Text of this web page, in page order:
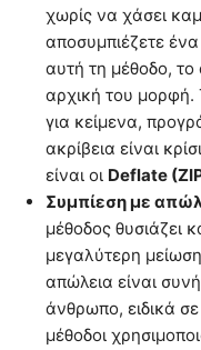
χωρίς να χάσει
αποσυμπιέζετε ένα
αυτή τη μέθοδο, το
αρχική του μορφή.
για κείμενα,
ακρίβεια είναι
είναι οι Deflate
Συμπίεση με
μέθοδος θυσιάζει
μεγαλύτερη
απώλεια είναι
άνθρωπο, ειδικά σε
μέθοδοι